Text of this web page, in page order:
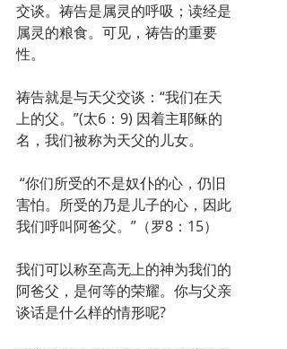
交谈。祷告是属灵的呼吸；读经是
属灵的粮食。可见，祷告的重要
性。
祷告就是与天父交谈：“我们在天
上的父。”(太6：9) 因着主耶稣的
名，我们被称为天父的儿女。
害怕。所受的乃是儿子的心，因此
我们呼叫阿爸父。”（罗8：15）
我们可以称至高无上的神为我们的
阿爸父，是何等的荣耀。你与父亲
谈话是什么样的情形呢?